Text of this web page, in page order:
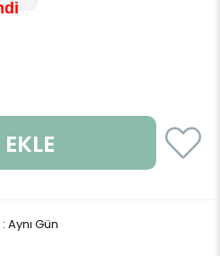
: Aynı Gün